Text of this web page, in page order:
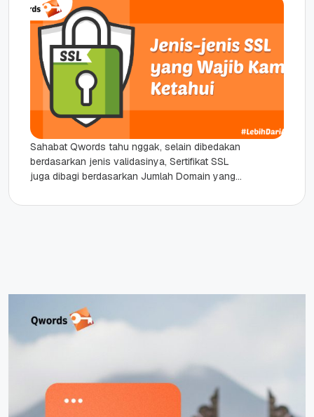
Sahabat Qwords tahu nggak, selain dibedakan
berdasarkan jenis validasinya, Sertifikat SSL
juga dibagi berdasarkan Jumlah Domain yang
memutuskan untuk menggunakan...